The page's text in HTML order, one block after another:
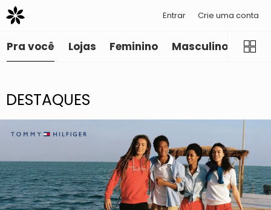
Entrar Crie uma conta
Marcas
Privalia
Pra você Lojas Feminino Masculino
DESTAQUES
Tommy